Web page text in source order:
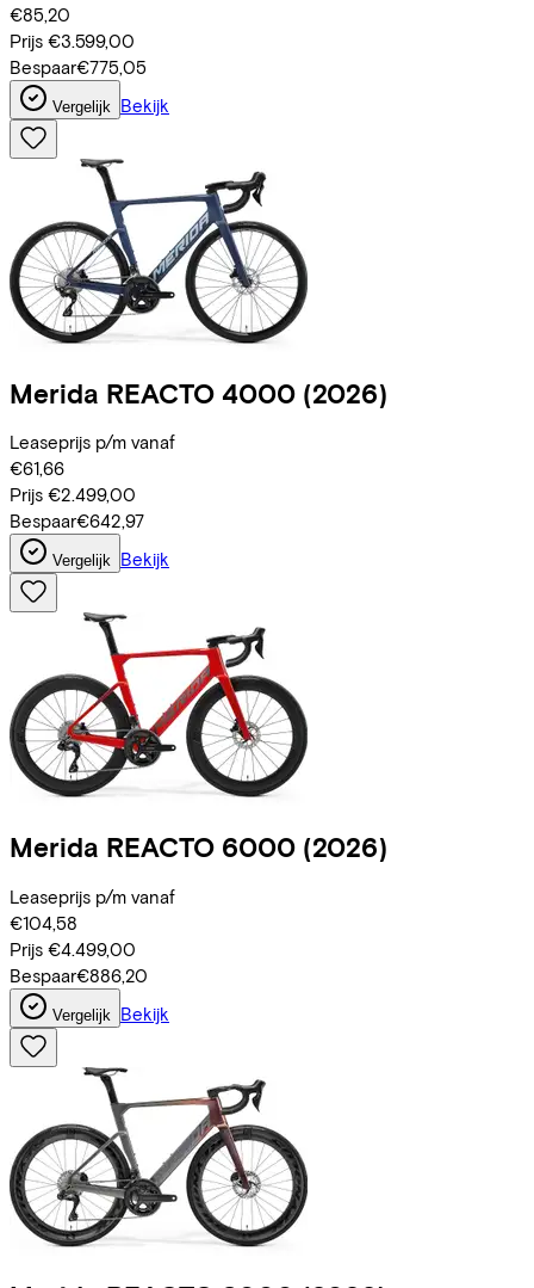
€85,20
Prijs €3.599,00
Bespaar€775,05
Vergelijk Bekijk
Merida REACTO 4000 (2026)
Leaseprijs p/m vanaf
€61,66
Prijs €2.499,00
Bespaar€642,97
Vergelijk Bekijk
Merida REACTO 6000 (2026)
Leaseprijs p/m vanaf
€104,58
Prijs €4.499,00
Bespaar€886,20
Vergelijk Bekijk